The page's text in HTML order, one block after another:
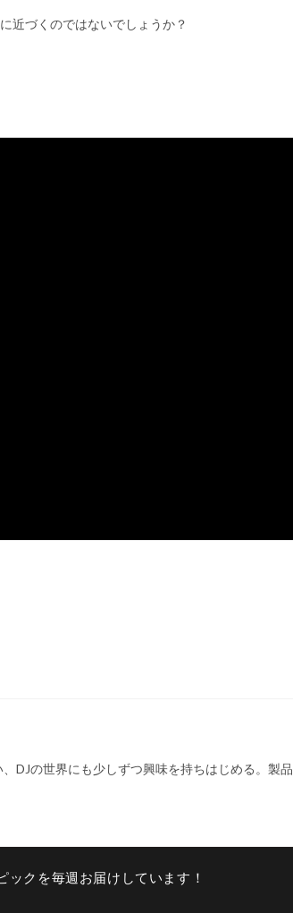
近づくのではないでしょうか？
DJの世界にも少しずつ興味を持ちはじめる。製品
クを毎週お届けしています！